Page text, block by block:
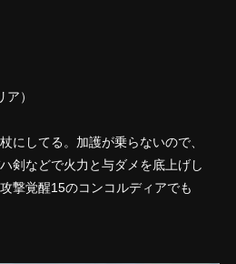
）
にしてる。加護が乗らないので、
剣などで火力と与ダメを底上げし
撃覚醒15のコンコルディアでも